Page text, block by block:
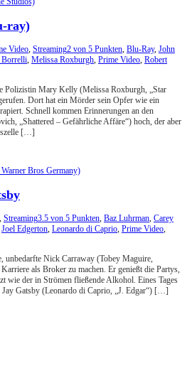
ray)
Video, Streaming2 von 5 Punkten, Blu-Ray, John
, Melissa Roxburgh, Prime Video, Robert
Polizistin Mary Kelly (Melissa Roxburgh, „Star
Dort hat ein Mörder sein Opfer wie ein
Schnell kommen Erinnerungen an den
„Shattered – Gefährliche Affäre“) hoch, der aber
[…]
, Streaming3.5 von 5 Punkten, Baz Luhrman, Carey
Joel Edgerton, Leonardo di Caprio, Prime Video,
unbedarfte Nick Carraway (Tobey Maguire,
als Broker zu machen. Er genießt die Partys,
wie der in Strömen fließende Alkohol. Eines Tages
Gatsby (Leonardo di Caprio, „J. Edgar“) […]